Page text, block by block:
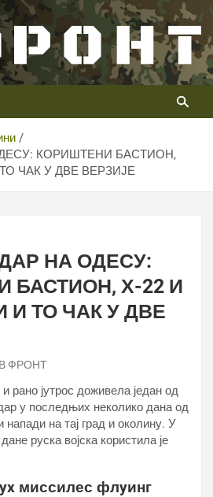
ФРОНТ
КОРИШТЕНИ БАСТИОН,
ЧАК У ДВЕ ВЕРЗИЈЕ
НА ОДЕСУ:
БАСТИОН, Х-22 И
И ТО ЧАК У ДВЕ
ФРОНТ
рано јутрос доживела један од
у последњих неколико дана од
напади на тај град и околину. У
руска војска користила је
миссилес флyинг